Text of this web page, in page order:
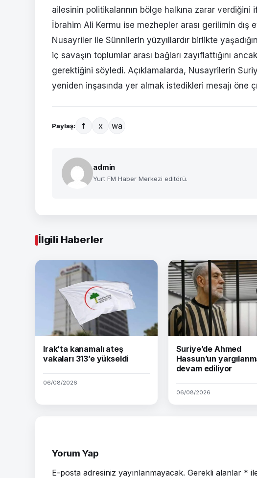
ailesinin politikalarının bölge halkına zarar
İbrahim Ali Kermu ise mezhepler arası gerilimin
Nusayriler ile Sünnilerin yüzyıllardır birlikte
iç savaşın toplumlar arası bağları zayıflattığını
gerektiğini söyledi. Açıklamalarda, Nusayrilerin
yeniden inşasında yer almak istedikleri mesajı öne
Paylaş: f x wa
admin
Yurt FM Haber Merkezi editörü.
İlgili Haberler
Irak’ta kanamalı ateş
vakaları 313’e yükseldi
06/08/2026
Suriye’de Ahmed
Hassun’un
devam ediliyor
06/08/2026
Yorum Yap
E-posta adresiniz yayınlanmayacak. Gerekli alanlar *